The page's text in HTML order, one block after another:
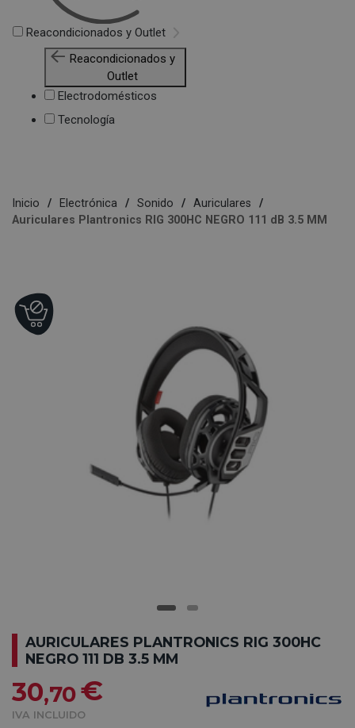
Reacondicionados y Outlet
Reacondicionados y
Outlet
Electrodomésticos
Tecnología
Inicio Electrónica Sonido
Auriculares
Auriculares Plantronics RIG 300HC NEGRO 111 dB 3.5 MM
AURICULARES PLANTRONICS RIG 300HC
NEGRO 111 DB 3.5 MM
30,70€
IVA INCLUIDO